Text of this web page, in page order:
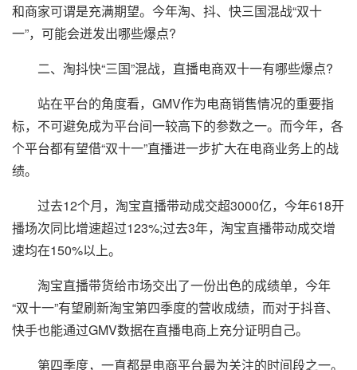
和商家可谓是充满期望。今年淘、抖、快三国混战“双十
一”，可能会迸发出哪些爆点?
二、淘抖快“三国”混战，直播电商双十一有哪些爆点?
站在平台的角度看，GMV作为电商销售情况的重要指
标，不可避免成为平台间一较高下的参数之一。而今年，各
个平台都有望借“双十一”直播进一步扩大在电商业务上的战
绩。
过去12个月，淘宝直播带动成交超3000亿，今年618开
播场次同比增速超过123%;过去3年，淘宝直播带动成交增
速均在150%以上。
淘宝直播带货给市场交出了一份出色的成绩单，今年
“双十一”有望刷新淘宝第四季度的营收成绩，而对于抖音、
快手也能通过GMV数据在直播电商上充分证明自己。
第四季度，一直都是电商平台最为关注的时间段之一。